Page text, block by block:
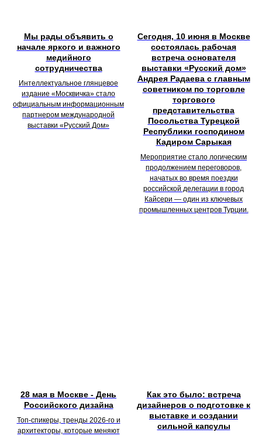
Мы рады объявить о
начале яркого и важного
медийного
сотрудничества
Интеллектуальное глянцевое
издание «Москвичка» стало
официальным информационным
партнером международной
выставки «Русский Дом»
Сегодня, 10 июня в Москве
состоялась рабочая
встреча основателя
выставки «Русский дом»
Андрея Радаева с главным
советником по торговле
торгового
представительства
Посольства Турецкой
Республики господином
Кадиром Сарыкая
Мероприятие стало логическим
продолжением переговоров,
начатых во время поездки
российской делегации в город
Кайсери — один из ключевых
промышленных центров Турции.
28 мая в Москве - День
Российского дизайна
Топ-спикеры, тренды 2026-го и
архитекторы, которые меняют
Как это было: встреча
дизайнеров о подготовке к
выставке и создании
сильной капсулы